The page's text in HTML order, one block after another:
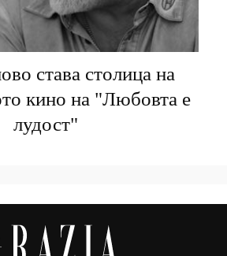
става столица на
кино на "Любовта е
лудост"